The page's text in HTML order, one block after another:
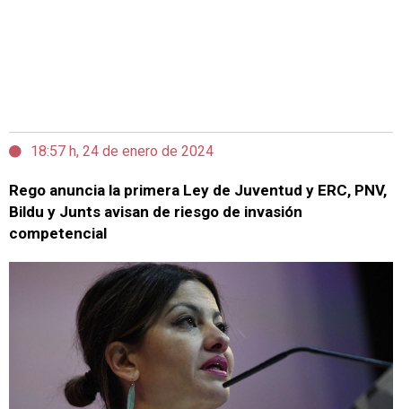
18:57 h, 24 de enero de 2024
Rego anuncia la primera Ley de Juventud y ERC, PNV,
Bildu y Junts avisan de riesgo de invasión
competencial